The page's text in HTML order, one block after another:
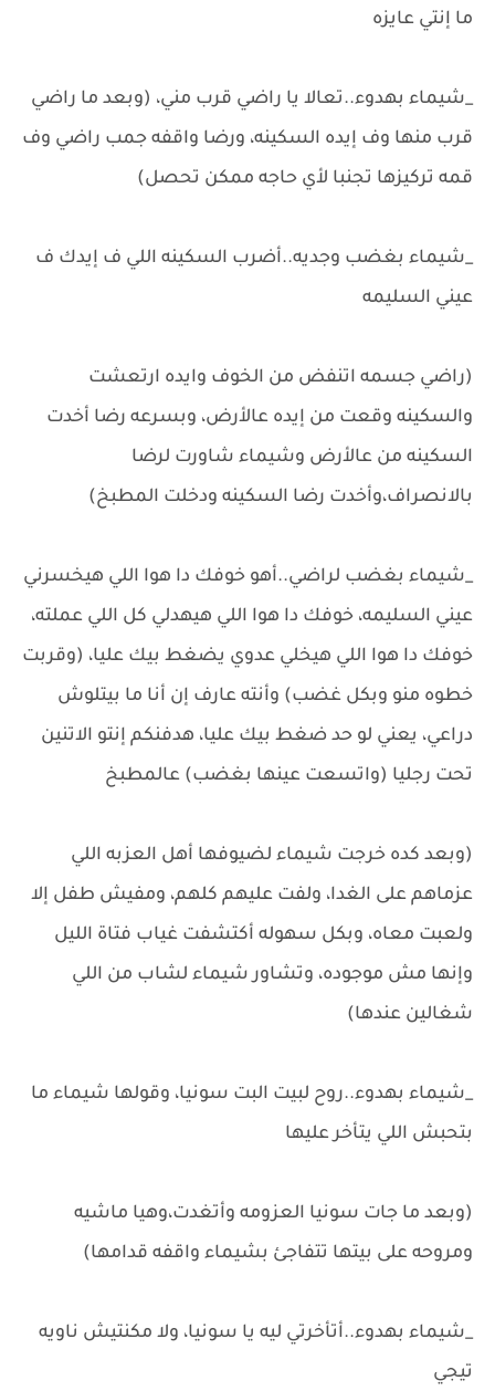
ما إنتي عايزه
_شيماء بهدوء..تعالا يا راضي قرب مني، (وبعد ما راضي
قرب منها وف إيده السكينه، ورضا واقفه جمب راضي وف
قمه تركيزها تجنبا لأي حاجه ممكن تحصل)
_شيماء بغضب وجديه..أضرب السكينه اللي ف إيدك ف
عيني السليمه
(راضي جسمه اتنفض من الخوف وايده ارتعشت
والسكينه وقعت من إيده عالأرض، وبسرعه رضا أخدت
السكينه من عالأرض وشيماء شاورت لرضا
بالانصراف،وأخدت رضا السكينه ودخلت المطبخ)
_شيماء بغضب لراضي..أهو خوفك دا هوا اللي هيخسرني
عيني السليمه، خوفك دا هوا اللي هيهدلي كل اللي عملته،
خوفك دا هوا اللي هيخلي عدوي يضغط بيك عليا، (وقربت
خطوه منو وبكل غضب) وأنته عارف إن أنا ما بيتلوش
دراعي، يعني لو حد ضغط بيك عليا، هدفنكم إنتو الاتنين
تحت رجليا (واتسعت عينها بغضب) عالمطبخ
(وبعد كده خرجت شيماء لضيوفها أهل العزبه اللي
عزماهم على الغدا، ولفت عليهم كلهم، ومفيش طفل إلا
ولعبت معاه، وبكل سهوله أكتشفت غياب فتاة الليل
وإنها مش موجوده، وتشاور شيماء لشاب من اللي
شغالين عندها)
_شيماء بهدوء..روح لبيت البت سونيا، وقولها شيماء ما
بتحبش اللي يتأخر عليها
(وبعد ما جات سونيا العزومه وأتغدت،وهيا ماشيه
ومروحه على بيتها تتفاجئ بشيماء واقفه قدامها)
_شيماء بهدوء..أتأخرتي ليه يا سونيا، ولا مكنتيش ناويه
تيجي